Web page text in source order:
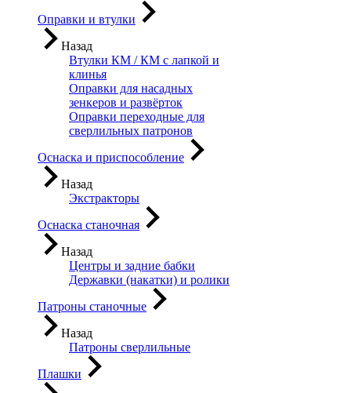
Оправки и втулки
Назад
Втулки КМ / КМ с лапкой и
клинья
Оправки для насадных
зенкеров и развёрток
Оправки переходные для
сверлильных патронов
Оснаска и приспособление
Назад
Экстракторы
Оснаска станочная
Назад
Центры и задние бабки
Державки (накатки) и ролики
Патроны станочные
Назад
Патроны сверлильные
Плашки